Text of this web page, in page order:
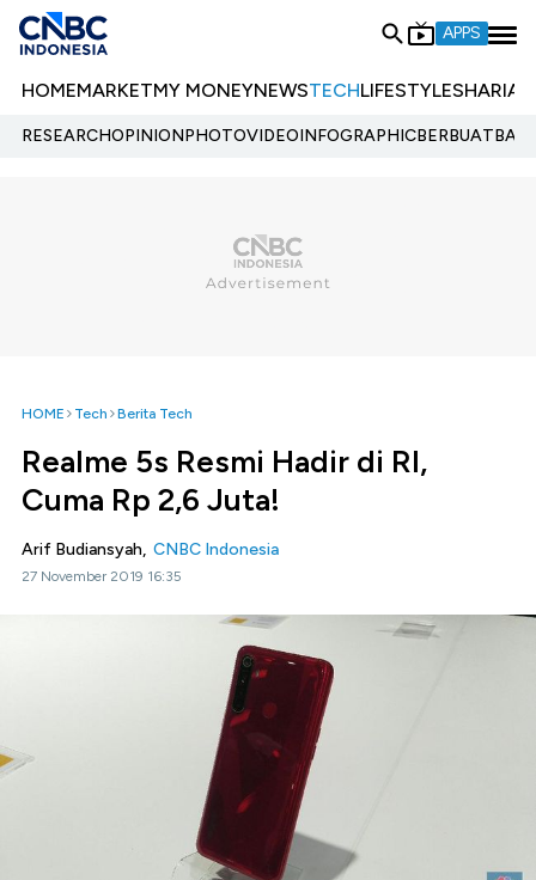
APPS
HOMEMARKETMY MONEYNEWSTECHLIFESTYLESHARIA
RESEARCHOPINIONPHOTOVIDEOINFOGRAPHIC
HOME Tech Berita Tech
Realme 5s Resmi Hadir di RI,
Cuma Rp 2,6 Juta!
Arif Budiansyah, CNBC Indonesia
27 November 2019 16:35